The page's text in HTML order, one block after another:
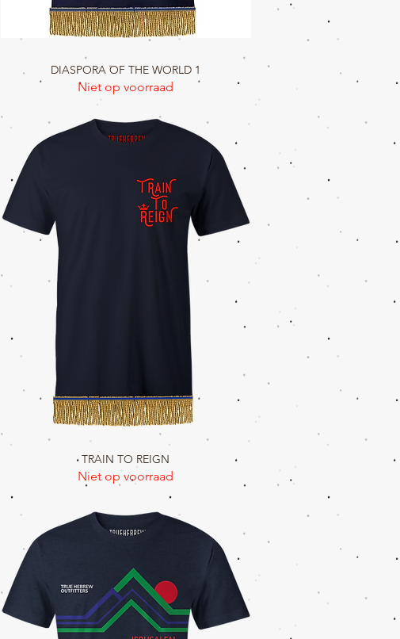
Snel overzicht
DIASPORA OF THE WORLD 1
Niet op voorraad
Snel overzicht
TRAIN TO REIGN
Niet op voorraad